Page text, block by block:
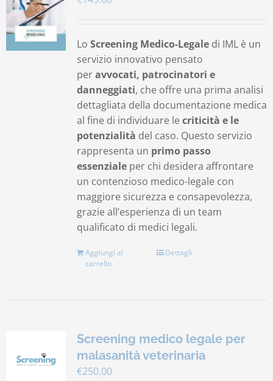
Lo Screening Medico-Legaledi IML è un
servizio innovativo pensato
peravvocati, patrocinatori e
danneggiati, che offre una prima analisi
dettagliata della documentazione medica
al fine di individuare le criticità e le
potenzialità del caso. Questo servizio
rappresenta un primo passo
essenzialeper chi desidera affrontare
un contenzioso medico-legale con
maggiore sicurezza e consapevolezza,
grazie all’esperienza di un team
qualificato di medici legali.
Aggiungi al
carrello
Dettagli
Screening medico legale per
malasanità veterinaria
€250.00